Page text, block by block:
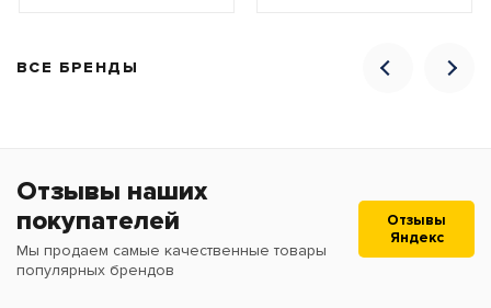
ВСЕ БРЕНДЫ
Отзывы наших
покупателей
Мы продаем самые качественные товары
популярных брендов
Отзывы
Яндекс